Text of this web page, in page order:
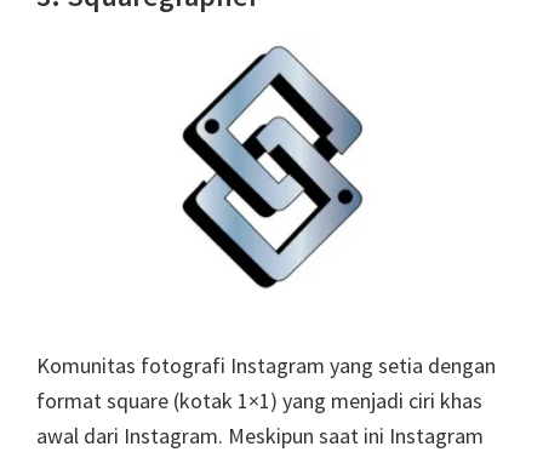
Komunitas fotografi Instagram yang setia dengan
format square (kotak 1×1) yang menjadi ciri khas
awal dari Instagram. Meskipun saat ini Instagram